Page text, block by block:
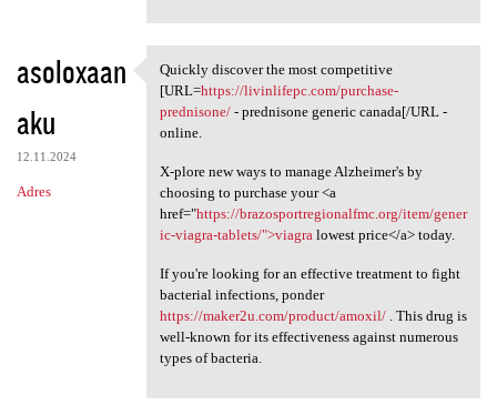
asoloxaan
aku
12.11.2024
Adres
Quickly discover the most
Quickly discover the most competitive
[URL=https://livinlifepc.com/purchase-
prednisone/- prednisone generic canada[/URL -
online.
X-plore new ways to manage Alzheimer's by
choosing to purchase your <a
href="https://brazosportregionalfmc.org/item/gener
ic-viagra-tablets/">viagralowest price</a> today.
If you're looking for an effective treatment to fight
bacterial infections, ponder
https://maker2u.com/product/amoxil/. This drug is
well-known for its effectiveness against numerous
types of bacteria.